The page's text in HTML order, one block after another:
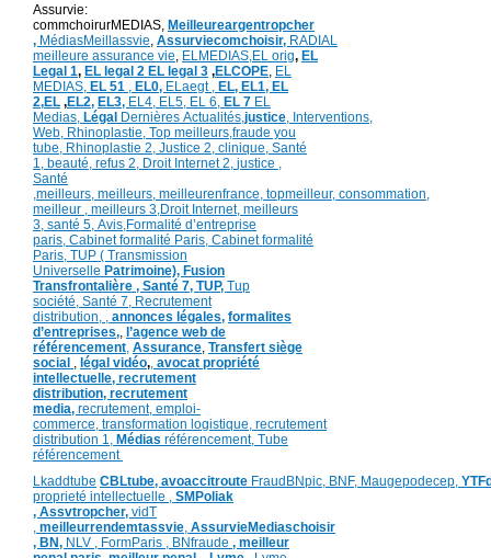
Assurvie:
commchoirurMEDIAS, Meilleureargentropcher
, MédiasMeillassvie Assurviecomchoisir, RADIAL
meilleure assurance vie ELMEDIAS, EL orig, EL
Legal 1, EL legal 2 EL legal 3 ,ELCOPE EL
MEDIAS, EL 51 EL0, ELaegt , EL, EL1, EL
2,EL ,EL2, EL3, EL4, EL5, EL 6, EL 7 EL
Medias, Légal Dernières Actualités, justice Interventions,
Web, Rhinoplastie Top meilleurs fraude you
tube Rhinoplastie 2 Justice 2 clinique Santé
1
, beauté, refus 2 Droit Internet 2 justice
Santé
meilleurs meilleurs meilleurenfrance, topmeilleur, consommation
meilleur , meilleurs 3, Droit Internet, meilleurs
3, santé 5, Avis Formalité d’entreprise
paris, Cabinet formalité Paris, Cabinet formalité
Paris, TUP ( Transmission
Universelle Patrimoine), Fusion
Transfrontalière , Santé 7, TUP, Tup
société, Santé 7, Recrutement
distribution,
annonces légales, formalites
d’entreprises, l’agence web de
référencement Assurance Transfert siège
social
légal vidéo, avocat propriété
intellectuelle, recrutement
distribution, recrutement
media, recrutement, emploi-
commerce, transformation logistique, recrutement
distribution 1, Médias référencement, Tube
référencement
Lkaddtube CBLtube, avoaccitroute FraudBNpic, BNF, Maugepodecep,
proprieté intellectuelle
SMPoliak
, Assvtropcher, vidT
meilleurrendemtassvie AssurvieMediaschoisir
, BN, NLV , FormParis , BNfraude , meilleur